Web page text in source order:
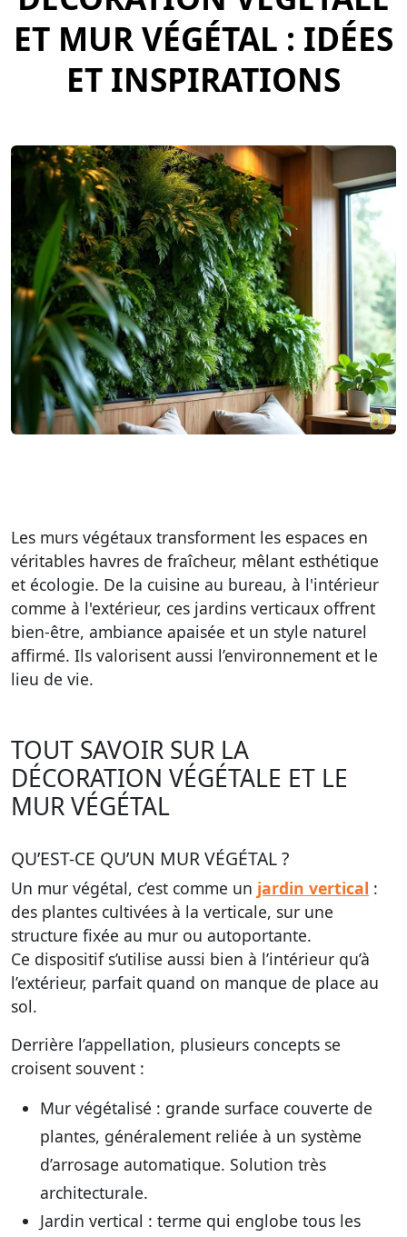
ET MUR VÉGÉTAL : IDÉES
ET INSPIRATIONS
Les murs végétaux transforment les espaces en
véritables havres de fraîcheur, mêlant esthétique
et écologie. De la cuisine au bureau, à l'intérieur
comme à l'extérieur, ces jardins verticaux offrent
bien-être, ambiance apaisée et un style naturel
affirmé. Ils valorisent aussi l’environnement et le
lieu de vie.
TOUT SAVOIR SUR LA
DÉCORATION VÉGÉTALE ET LE
MUR VÉGÉTAL
QU’EST-CE QU’UN MUR VÉGÉTAL ?
Un mur végétal, c’est comme un jardin vertical :
des plantes cultivées à la verticale, sur une
structure fixée au mur ou autoportante.
Ce dispositif s’utilise aussi bien à l’intérieur qu’à
l’extérieur, parfait quand on manque de place au
sol.
Derrière l’appellation, plusieurs concepts se
croisent souvent :
Mur végétalisé : grande surface couverte de
plantes, généralement reliée à un système
d’arrosage automatique. Solution très
architecturale.
Jardin vertical : terme qui englobe tous les